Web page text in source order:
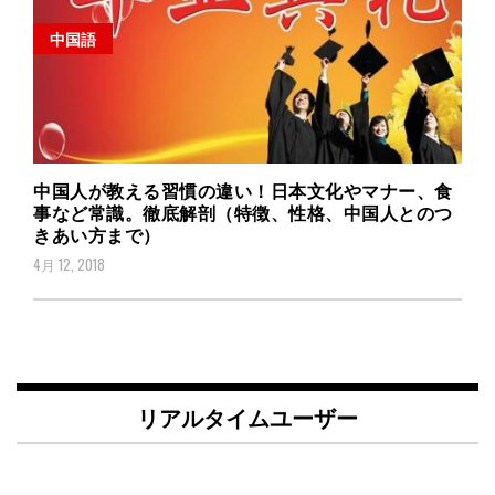
中国語
中国人が教える習慣の違い！日本文化やマナー、食
事など常識。徹底解剖（特徴、性格、中国人とのつ
きあい方まで）
4月 12, 2018
リアルタイムユーザー